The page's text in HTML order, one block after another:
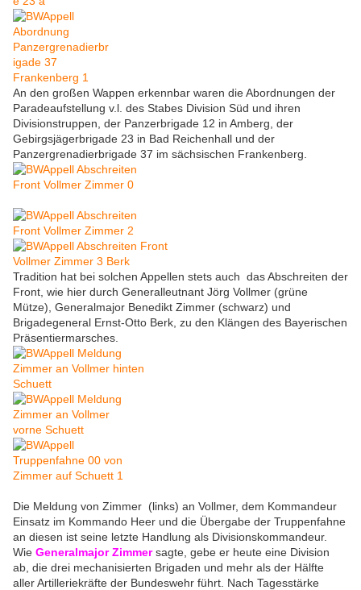
An den großen Wappen erkennbar waren die Abordnungen der
Paradeaufstellung v.l. des Stabes Division Süd und ihren
Divisionstruppen, der Panzerbrigade 12 in Amberg, der
Gebirgsjägerbrigade 23 in Bad Reichenhall und der
Panzergrenadierbrigade 37 im sächsischen Frankenberg.
Tradition hat bei solchen Appellen stets auch das Abschreiten der
Front, wie hier durch Generalleutnant Jörg Vollmer (grüne
Mütze), Generalmajor Benedikt Zimmer (schwarz) und
Brigadegeneral Ernst-Otto Berk, zu den Klängen des Bayerischen
Präsentiermarsches.
Die Meldung von Zimmer (links) an Vollmer, dem Kommandeur
Einsatz im Kommando Heer und die Übergabe der Truppenfahne
an diesen ist seine letzte Handlung als Divisionskommandeur.
Wie Generalmajor Zimmersagte, gebe er heute eine Division
ab, die drei mechanisierten Brigaden und mehr als der Hälfte
aller Artilleriekräfte der Bundeswehr führt. Nach Tagesstärke